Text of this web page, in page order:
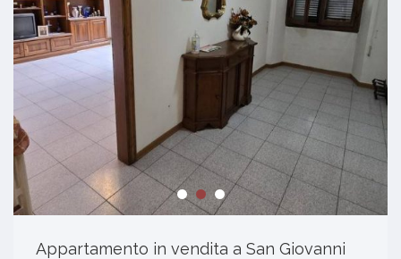
Appartamento in vendita a San Giovanni